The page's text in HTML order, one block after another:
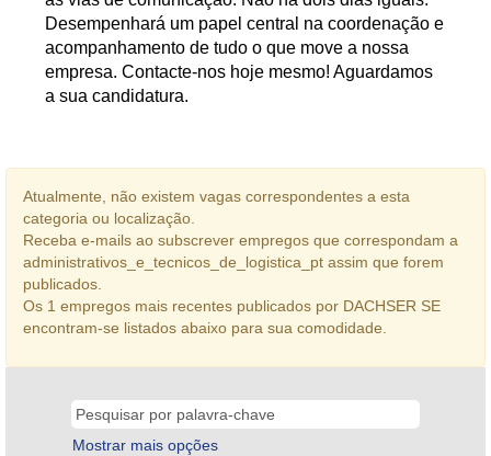
Desempenhará um papel central na coordenação e
acompanhamento de tudo o que move a nossa
empresa. Contacte-nos hoje mesmo! Aguardamos
a sua candidatura.
Atualmente, não existem vagas correspondentes a esta
categoria ou localização.
Receba e-mails ao subscrever empregos que correspondam a
administrativos_e_tecnicos_de_logistica_pt assim que forem
publicados.
Os 1 empregos mais recentes publicados por DACHSER SE
encontram-se listados abaixo para sua comodidade.
Mostrar mais opções